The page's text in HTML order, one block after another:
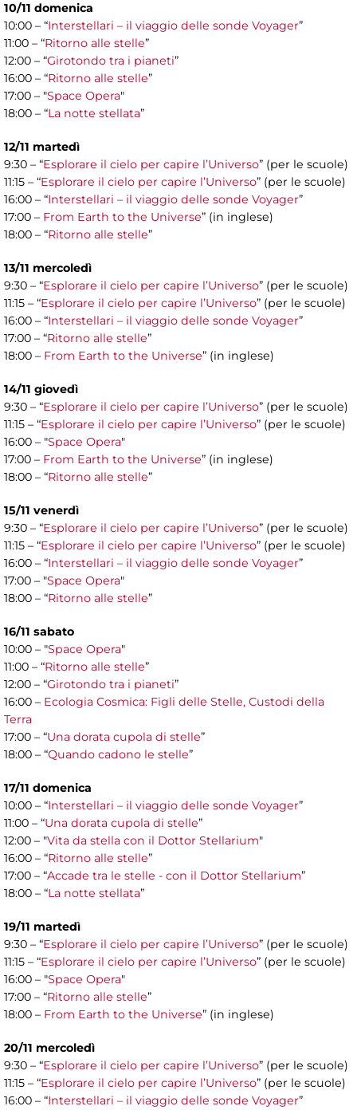
10/11 domenica
10:00 – “Interstellari – il viaggio delle sonde Voyager”
11:00 – “Ritorno alle stelle”
12:00 – “Girotondo tra i pianeti”
16:00 – “Ritorno alle stelle”
17:00 – "Space Opera"
18:00 – “La notte stellata”
12/11 martedì
9:30 – “Esplorare il cielo per capire l’Universo” (per le scuole)
11:15 – “Esplorare il cielo per capire l’Universo” (per le scuole)
16:00 – “Interstellari – il viaggio delle sonde Voyager”
17:00 – From Earth to the Universe” (in inglese)
18:00 – “Ritorno alle stelle”
13/11 mercoledì
9:30 – “Esplorare il cielo per capire l’Universo” (per le scuole)
11:15 – “Esplorare il cielo per capire l’Universo” (per le scuole)
16:00 – “Interstellari – il viaggio delle sonde Voyager”
17:00 – “Ritorno alle stelle”
18:00 – From Earth to the Universe” (in inglese)
14/11 giovedì
9:30 – “Esplorare il cielo per capire l’Universo” (per le scuole)
11:15 – “Esplorare il cielo per capire l’Universo” (per le scuole)
16:00 – "Space Opera"
17:00 – From Earth to the Universe” (in inglese)
18:00 – “Ritorno alle stelle”
15/11 venerdì
9:30 – “Esplorare il cielo per capire l’Universo” (per le scuole)
11:15 – “Esplorare il cielo per capire l’Universo” (per le scuole)
16:00 – “Interstellari – il viaggio delle sonde Voyager”
17:00 – "Space Opera"
18:00 – “Ritorno alle stelle”
16/11 sabato
10:00 – "Space Opera"
11:00 – “Ritorno alle stelle”
12:00 – “Girotondo tra i pianeti”
16:00 – Ecologia Cosmica: Figli delle Stelle, Custodi della
Terra
17:00 – “Una dorata cupola di stelle”
18:00 – “Quando cadono le stelle”
17/11 domenica
10:00 – “Interstellari – il viaggio delle sonde Voyager”
11:00 – “Una dorata cupola di stelle”
12:00 – "Vita da stella con il Dottor Stellarium"
16:00 – “Ritorno alle stelle”
17:00 – “Accade tra le stelle - con il Dottor Stellarium”
18:00 – “La notte stellata”
19/11 martedì
9:30 – “Esplorare il cielo per capire l’Universo” (per le scuole)
11:15 – “Esplorare il cielo per capire l’Universo” (per le scuole)
16:00 – "Space Opera"
17:00 – “Ritorno alle stelle”
18:00 – From Earth to the Universe” (in inglese)
20/11 mercoledì
9:30 – “Esplorare il cielo per capire l’Universo” (per le scuole)
11:15 – “Esplorare il cielo per capire l’Universo” (per le scuole)
16:00 – “Interstellari – il viaggio delle sonde Voyager”